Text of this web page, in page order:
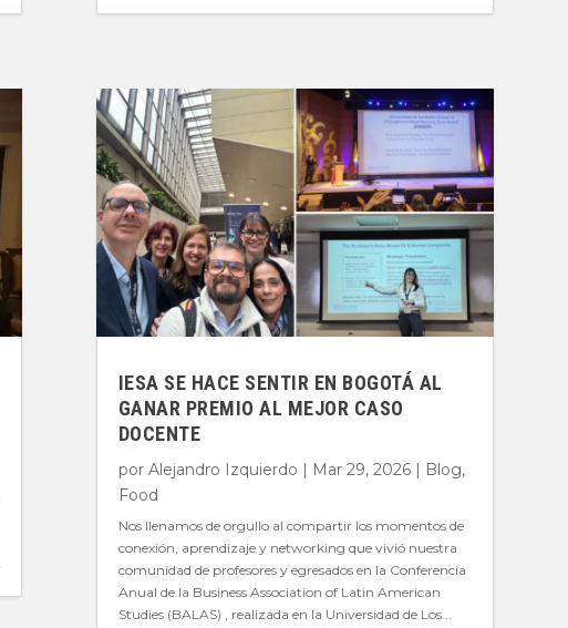
IESA SE HACE SENTIR EN BOGOTÁ AL
GANAR PREMIO AL MEJOR CASO
DOCENTE
por Alejandro Izquierdo | Mar 29, 2026| Blog,
Food
Nos llenamos de orgullo al compartir los momentos de
conexión, aprendizaje y networking que vivió nuestra
comunidad de profesores y egresados en la Conferencia
Anual de la Business Association of Latin American
Studies (BALAS) , realizada en la Universidad de Los...